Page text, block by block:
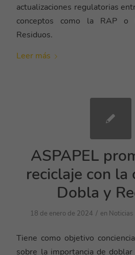
actualizaciones regulatorias
conceptos como la RAP o
Residuos.
Leer más
ASPAPEL
reciclaje con la
Dobla y
18 de enero de 2024 / en Noticias
Tiene como objetivo
sobre la importancia de